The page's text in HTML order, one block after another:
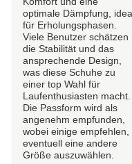
optimale Dämpfung,
für Erholungsphasen.
Viele Benutzer schätzen
die Stabilität und das
ansprechende Design,
was diese Schuhe zu
einer top Wahl für
Laufenthusiasten macht.
Die Passform wird als
angenehm empfunden,
wobei einige empfehlen,
eventuell eine andere
Größe auszuwählen.